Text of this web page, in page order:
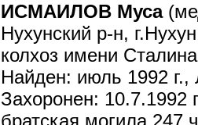
ИСМАИЛОВ Муса
Нухунский р-н,
колхоз имени
Найден: июль 1992 г.,
Захоронен: 10.7.1992